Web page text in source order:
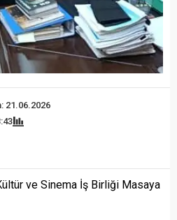
21.06.2026
ve Sinema İş Birliği Masaya